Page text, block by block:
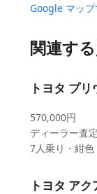
Google マップ
関連す
トヨタ プ
570,000円
ディーラー査
7人乗り・紺色
トヨタ アク